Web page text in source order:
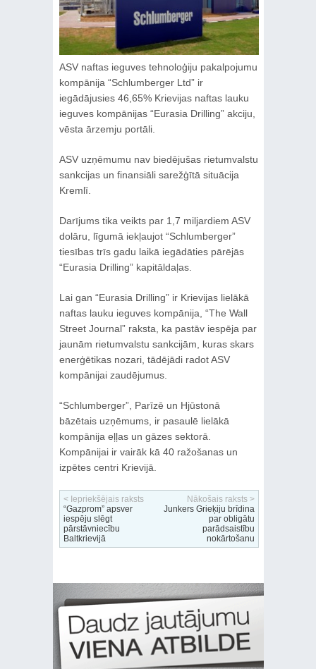
ASV naftas ieguves tehnoloģiju pakalpojumu
kompānija “Schlumberger Ltd” ir
iegādājusies 46,65% Krievijas naftas lauku
ieguves kompānijas “Eurasia Drilling” akciju,
vēsta ārzemju portāli.
ASV uzņēmumu nav biedējušas rietumvalstu
sankcijas un finansiāli sarežģītā situācija
Kremlī.
Darījums tika veikts par 1,7 miljardiem ASV
dolāru, līgumā iekļaujot “Schlumberger”
tiesības trīs gadu laikā iegādāties pārējās
“Eurasia Drilling” kapitāldaļas.
Lai gan “Eurasia Drilling” ir Krievijas lielākā
naftas lauku ieguves kompānija, “The Wall
Street Journal” raksta, ka pastāv iespēja par
jaunām rietumvalstu sankcijām, kuras skars
enerģētikas nozari, tādējādi radot ASV
kompānijai zaudējumus.
“Schlumberger”, Parīzē un Hjūstonā
bāzētais uzņēmums, ir pasaulē lielākā
kompānija eļļas un gāzes sektorā.
Kompānijai ir vairāk kā 40 ražošanas un
izpētes centri Krievijā.
< Iepriekšējais raksts
“Gazprom” apsver
iespēju slēgt
pārstāvniecību
Baltkrievijā
Nākošais raksts >
Junkers Grieķiju brīdina
par obligātu
parādsaistību
nokārtošanu